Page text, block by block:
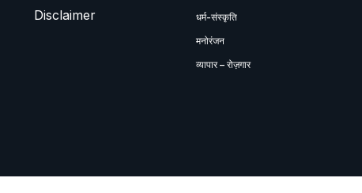
Disclaimer
धर्म-संस्कृति
मनोरंजन
व्यापार – रोज़गार